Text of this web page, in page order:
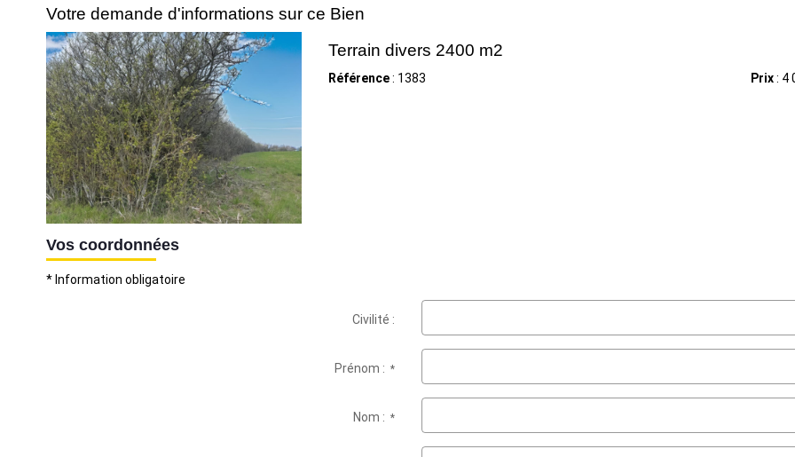
Votre demande d'informations sur ce Bien
Terrain divers 2400 m2
Référence: 1383 Prix: 4
Vos coordonnées
* Information obligatoire
Civilité :
Prénom :*
Nom :*